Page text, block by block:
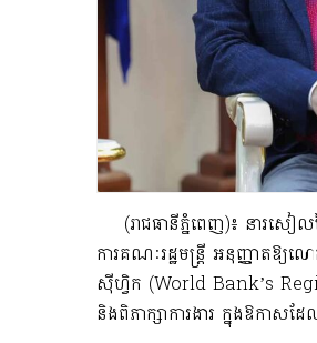
(រាជធានីភ្នំពេញ)៖ នារសៀល
ការគណៈរដ្ឋមន្ត្រី អនុញ្ញាតឱ្
ស៊ីហ្វិក (World Bank’s
និងពិភាក្សាការងារ​ ក្នុងឱកា